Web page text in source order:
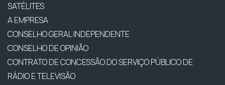
SATÉLITES
A EMPRESA
CONSELHO GERAL INDEPENDENTE
CONSELHO DE OPINIÃO
CONTRATO DE CONCESSÃO DO SERVIÇO PÚBLICO DE
RÁDIO E TELEVISÃO